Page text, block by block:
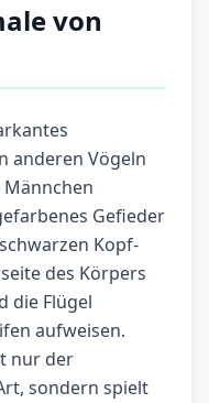
von
anderen Vögeln
Gefieder
Kopf-
des Körpers
die Flügel
aufweisen.
nur der
sondern spielt